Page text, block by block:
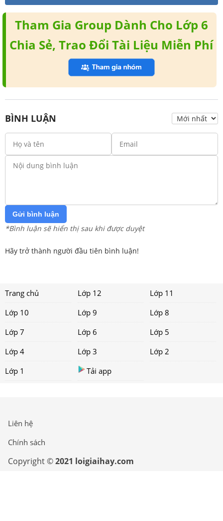
Tham Gia Group Dành Cho Lớp 6
Chia Sẻ, Trao Đổi Tài Liệu Miễn Phí
BÌNH LUẬN
Gửi bình luận
*Bình luận sẽ hiển thị sau khi được duyệt
Hãy trở thành người đầu tiên bình luận!
Trang chủ Lớp 12
Lớp 11
Lớp 10
Lớp 9
Lớp 8
Lớp 7
Lớp 6
Lớp 5
Lớp 4
Lớp 3
Lớp 2
Lớp 1
Tải app
Liên hệ
Chính sách
Copyright ©2021 loigiaihay.com